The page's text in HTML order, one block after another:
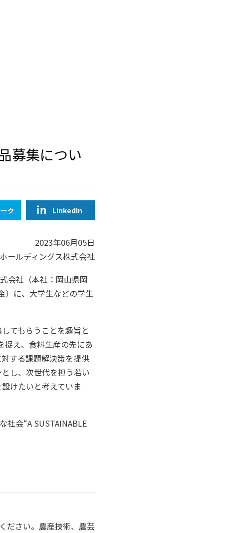
募集につい
ク LinkedIn
2023年06月05日
ールディングス株式会社
会社（本社：岡山県岡
）に、大学生などの学生
てもらうことを趣旨と
捉え、食料生産の先にあ
する課題解決策を提供
し、次世代を担う若い
けたいと考えていま
社会“A SUSTAINABLE
ださい。農産技術、農芸